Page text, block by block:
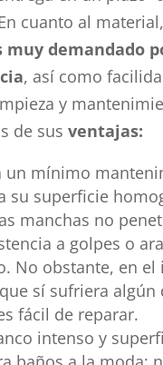
cuanto al material,
muy demandado
, así como
y
de susventajas:
un mínimo
su superficie
manchas no
a golpes o
No obstante, en
sí sufriera algún
fácil de reparar.
intenso y